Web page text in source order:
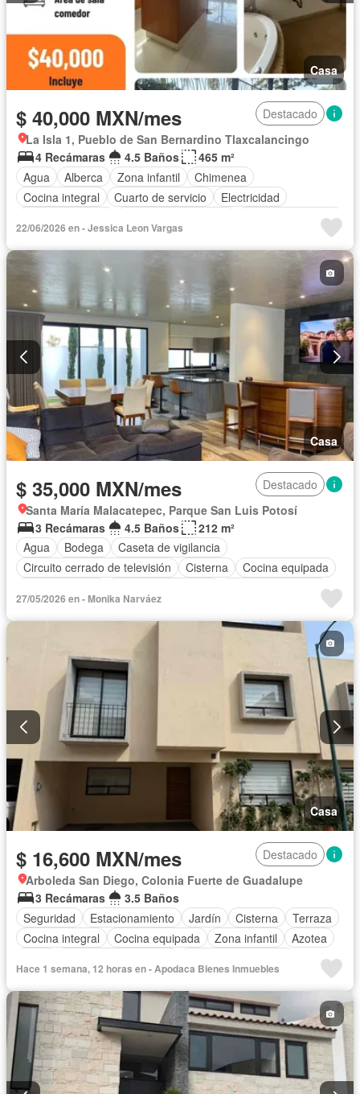
Casa
$ 40,000 MXN/mes
Destacado
La Isla 1, Pueblo de San Bernardino Tlaxcalancingo
4 Recámaras
4.5 Baños
465 m²
Agua
Alberca Zona infantil
Chimenea
Cocina integral
Cuarto de servicio
Electricidad
Permite mascotas
Permite niños
Sin amueblar
22/06/2026 en - Jessica Leon Vargas
Casa
$ 35,000 MXN/mes
Destacado
Santa María Malacatepec, Parque San Luis Potosí
3 Recámaras
4.5 Baños
212 m²
Agua
Bodega
Caseta de vigilancia
Circuito cerrado de televisión
Cisterna
Cocina equipada
Electricidad
Estacionamiento
Recámara con closet Azotea
Sala polivalente
Completamente amueblado
27/05/2026 en - Monika Narváez
Casa
$ 16,600 MXN/mes
Destacado
Arboleda San Diego, Colonia Fuerte de Guadalupe
3 Recámaras
3.5 Baños
Seguridad
Estacionamiento Jardín Cisterna
Terraza
Cocina integral
Cocina equipada Zona infantil
Azotea
Sin amueblar
Hace 1 semana, 12 horas en - Apodaca Bienes Inmuebles